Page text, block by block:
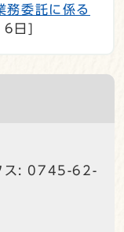
務委託に係る
日]
ス: 0745-62-